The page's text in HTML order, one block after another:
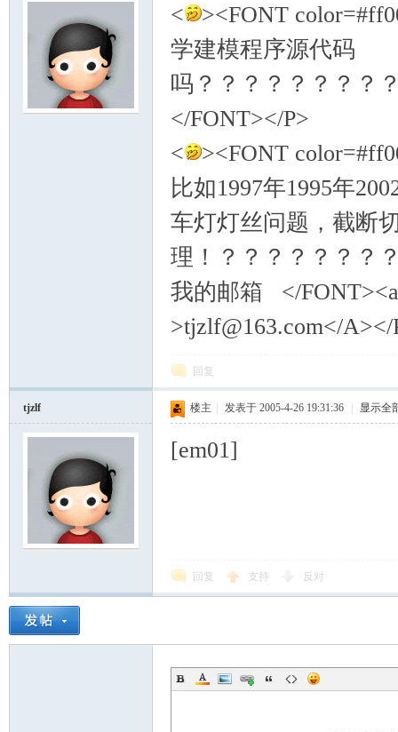
<
><FONT
学建模程序源代码
吗？？？？？？？？
</FONT></P>
<
><FONT
比如1997年1995年
车灯灯丝问题，截断
理！？？？？？？？
我的邮箱 </
>tjzlf@163.com</A></
回复
tjzlf 楼主 发表于 2005-4-26 19:31:36 显示全
[em01]
回复 支持 反对